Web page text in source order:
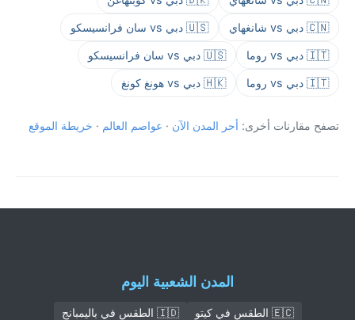
🇨🇳 دبي vs شانغهاي 🇺🇸 دبي vs سان فرانسيسكو
🇮🇹 دبي vs روما 🇺🇸 دبي vs سان فرانسيسكو
🇮🇹 دبي vs روما 🇭🇰 دبي vs هونغ كونغ
تصفح مقارنات أخرى: أحر المدن الآن · عواصم العالم · خريطة الموقع
المدن الشعبية اليوم
🇪🇨 الطقس في كيتو
🇮🇩 الطقس في باليمبانج